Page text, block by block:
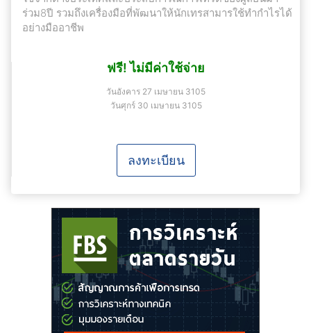
ร่วม8ปี รวมถึงเครื่องมือที่พัฒนาให้นักเทรสามารใช้ทำกำไรได้
อย่างมืออาชีพ
ฟรี! ไม่มีค่าใช้จ่าย
วันอังคาร 27 เมษายน 3105
วันศุกร์ 30 เมษายน 3105
ลงทะเบียน